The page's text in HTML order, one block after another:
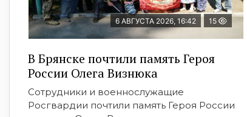
6 АВГУСТА 2026, 16:42 15
В Брянске почтили память Героя
России Олега Визнюка
Сотрудники и военнослужащие
Росгвардии почтили память Героя России